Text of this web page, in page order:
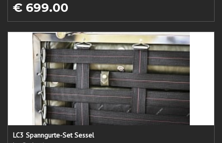
€ 699.00
LC3 Spanngurte-Set Sessel